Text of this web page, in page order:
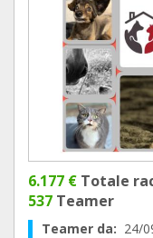
6.177 € Totale
537 Teamer
Teamer da: 24/